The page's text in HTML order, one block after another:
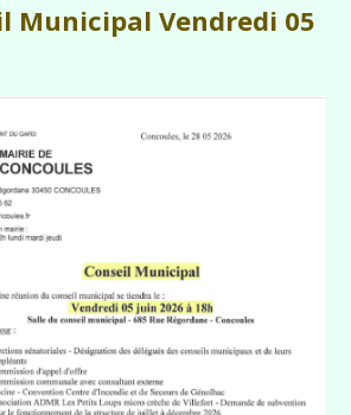
Municipal Vendredi 05